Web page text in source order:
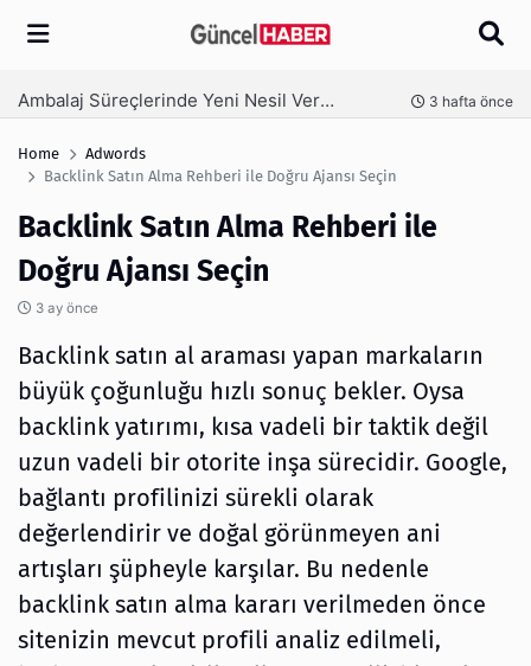
Arama
Ambalaj Süreçlerinde Yeni Nesil Verimliliği Olimpack ile Yakalayın 3 hafta önce
Home
Adwords
Backlink Satın Alma Rehberi ile Doğru Ajansı Seçin
Backlink Satın Alma Rehberi ile
Doğru Ajansı Seçin
3 ay önce
Backlink satın al araması yapan markaların
büyük çoğunluğu hızlı sonuç bekler. Oysa
backlink yatırımı, kısa vadeli bir taktik değil
uzun vadeli bir otorite inşa sürecidir. Google,
bağlantı profilinizi sürekli olarak
değerlendirir ve doğal görünmeyen ani
artışları şüpheyle karşılar. Bu nedenle
backlink satın alma kararı verilmeden önce
sitenizin mevcut profili analiz edilmeli,